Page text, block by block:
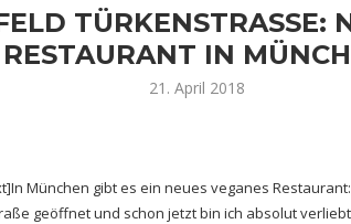
TÜRKENSTRASSE:
ESTAURANT IN
21. April 2018
München gibt es ein neues veganes Restaurant:
geöffnet und schon jetzt bin ich absolut